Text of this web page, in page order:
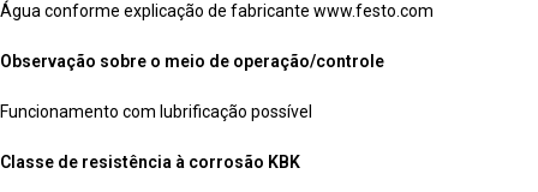
Água conforme explicação de fabricante www.festo.com
Observação sobre o meio de operação/controle
Funcionamento com lubrificação possível
Classe de resistência à corrosão KBK